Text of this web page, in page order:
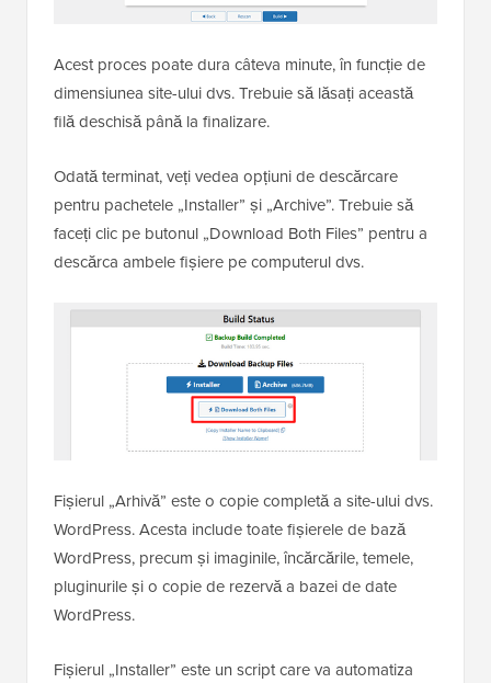
Acest proces poate dura câteva minute, în funcție de
dimensiunea site-ului dvs. Trebuie să lăsați această
filă deschisă până la finalizare.
Odată terminat, veți vedea opțiuni de descărcare
pentru pachetele „Installer” și „Archive”. Trebuie să
faceți clic pe butonul „Download Both Files” pentru a
descărca ambele fișiere pe computerul dvs.
Fișierul „Arhivă” este o copie completă a site-ului dvs.
WordPress. Acesta include toate fișierele de bază
WordPress, precum și imaginile, încărcările, temele,
pluginurile și o copie de rezervă a bazei de date
WordPress.
Fișierul „Installer” este un script care va automatiza